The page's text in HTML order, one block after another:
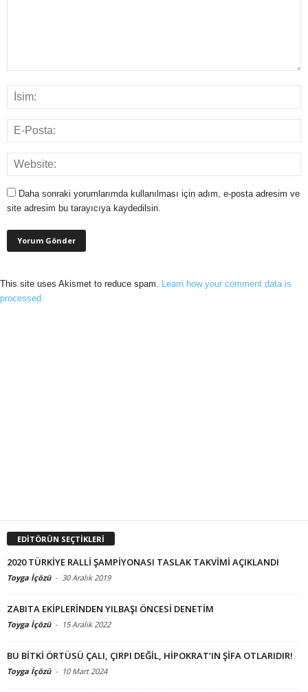
Daha sonraki yorumlarımda kullanılması için adım, e-posta adresim ve
site adresim bu tarayıcıya kaydedilsin.
This site uses Akismet to reduce spam. Learn how your comment data is
processed.
EDİTÖRÜN SEÇTİKLERİ
2020 TÜRKİYE RALLİ ŞAMPİYONASI TASLAK TAKVİMİ AÇIKLANDI
Toyga İçözü - 30 Aralık 2019
ZABITA EKİPLERİNDEN YILBAŞI ÖNCESİ DENETİM
Toyga İçözü - 15 Aralık 2022
BU BİTKİ ÖRTÜSÜ ÇALI, ÇIRPI DEĞİL, HİPOKRAT’IN ŞİFA OTLARIDIR!
Toyga İçözü - 10 Mart 2024